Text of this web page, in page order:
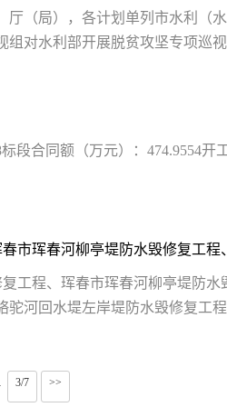
（局），各计划单列市水利（
对水利部开展脱贫攻坚专项巡视
段合同额（万元）：474.9554开
工程、珲春市珲春河柳亭堤防水
河回水堤左岸堤防水毁修复工程
3/7 >>